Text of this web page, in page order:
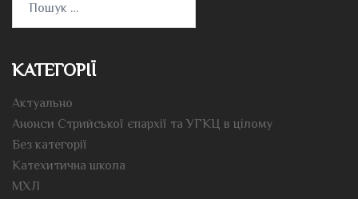
КАТЕГОРІЇ
Актуально
Анонси Стрийської єпархії та УГКЦ в цілому
Без категорії
Катехитична школа
МХЛ